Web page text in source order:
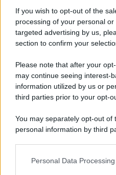
If you wish to opt-out of the
processing of your personal
targeted advertising by us,
section to confirm your
Please note that after your
may continue seeing interest-
information utilized by us or
third parties prior to your opt-
You may separately opt-out
personal information by third
This information may also be
Personal Data
Avellino
rigore (2-4)